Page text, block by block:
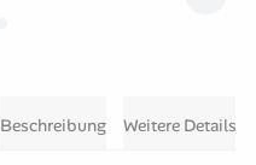
Beschreibung Weitere Details